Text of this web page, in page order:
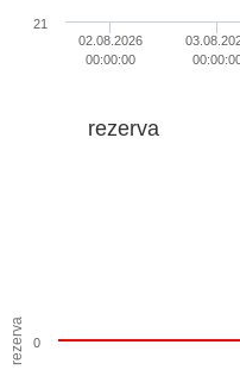
02.08.2026
00:00:00
21
rezerva
rezerva
0